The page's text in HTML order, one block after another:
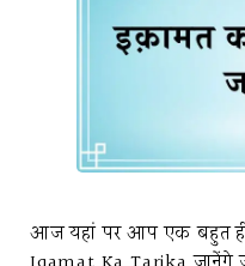
आज यहां पर आप एक बहुत